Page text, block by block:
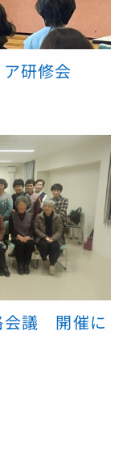
研修会
会議 開催に